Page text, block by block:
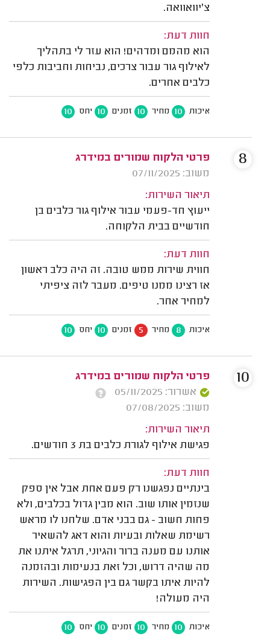
צ'יוואוואה.
חוות דעת:
הוא מהמם ומדהים! הוא עזר לי בתהליך
לאילוף גור עבור צרכים, נביחות וחביבות כלפי
כלבים אחרים.
איכות 10 מחיר 10 זמנים 10 יחס 10
פרטי הלקוח שמורים במידרג
משוב: 07/11/2025
תיאור השירות:
ייעוץ חד-פעמי עבור אילוף גור כלבים בן
חודשיים בבית הלקוחה.
חוות דעת:
חווית שירות ממש טובה. זה היה כלב ראשון
אז רצינו ממנו טיפים. מעבר לזה ציפיתי
למחיר אחר.
איכות 8 מחיר 5 זמנים 10 יחס 10
8
פרטי הלקוח שמורים במידרג
אשרור: 05/11/2025
משוב: 07/08/2025
תיאור השירות:
פגישת אילוף לגורת כלבים בת 3 חודשים.
חוות דעת:
בינתיים נפגשנו רק פעם אחת אבל אין ספק
שנזמין אותו שוב. הוא מבין גדול בכלבים, ולא
פחות חשוב - גם בבני אדם. שלחנו לו מראש
רשימת שאלות ובעיות והוא דאג להשאיר
אותנו עם מענה ברור והגיוני, תרגל איתנו את
מה שהיה דרוש, וכל זאת בנעימות ובהזמנה
להיות איתו בקשר גם בין הפגישות. השירות
היה מעולה!
איכות 10 מחיר 10 זמנים 10 יחס 10
10